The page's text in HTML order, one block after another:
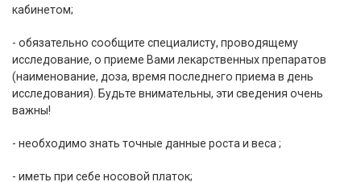
кабинетом;
- обязательно сообщите специалисту, проводящему
исследование, о приеме Вами лекарственных препаратов
(наименование, доза, время последнего приема в день
исследования). Будьте внимательны, эти сведения очень
важны!
- необходимо знать точные данные роста и веса ;
- иметь при себе носовой платок;